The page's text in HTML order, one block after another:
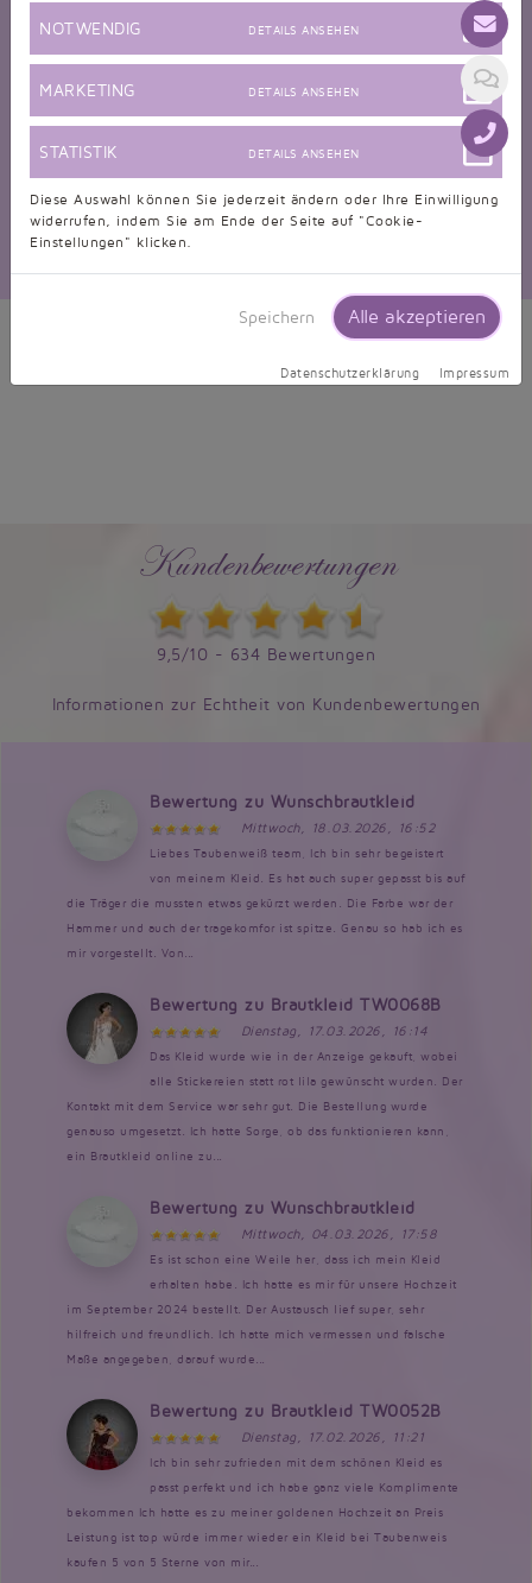
Brautjungfernkleid TWEM01
Brautjungfernkleid mini pistazie Chiffon trägerlos Perlen
nur 174,99 EUR
Filter löschen und alle Produkte anzeigen
Kundenbewertungen
9,5/10 - 634 Bewertungen
Informationen zur Echtheit von Kundenbewertungen
Bewertung zu Wunschbrautkleid
Mittwoch, 18.03.2026, 16:52
Liebes Taubenweiß team, Ich bin sehr begeistert
von meinem Kleid. Es hat auch super gepasst bis auf
die Träger die mussten etwas gekürzt werden. Die Farbe war der
Hammer und auch der tragekomfor ist spitze. Genau so hab ich es
mir vorgestellt. Von...
Bewertung zu Brautkleid TW0068B
Dienstag, 17.03.2026, 16:14
Das Kleid wurde wie in der Anzeige gekauft, wobei
alle Stickereien statt rot lila gewünscht wurden. Der
Kontakt mit dem Service war sehr gut. Die Bestellung wurde
genauso umgesetzt. Ich hatte Sorge, ob das funktionieren kann,
ein Brautkleid online zu...
Bewertung zu Wunschbrautkleid
Mittwoch, 04.03.2026, 17:58
Es ist schon eine Weile her, dass ich mein Kleid
erhalten habe. Ich hatte es mir für unsere Hochzeit
im September 2024 bestellt. Der Austausch lief super, sehr
hilfreich und freundlich. Ich hatte mich vermessen und falsche
Maße angegeben, darauf wurde...
Bewertung zu Brautkleid TW0052B
Dienstag, 17.02.2026, 11:21
Ich bin sehr zufrieden mit dem schönen Kleid es
passt perfekt und ich habe ganz viele Komplimente
bekommen Ich hatte es zu meiner goldenen Hochzeit an Preis
Leistung ist top würde immer wieder ein Kleid bei Taubenweis
kaufen 5 von 5 Sterne von mir...
NOTWENDIG DETAILS ANSEHEN
MARKETING DETAILS ANSEHEN
STATISTIK DETAILS ANSEHEN
Diese Auswahl können Sie jederzeit ändern oder Ihre Einwilligung
widerrufen, indem Sie am Ende der Seite auf "Cookie-
Einstellungen" klicken.
Speichern Alle akzeptieren
Datenschutzerklärung Impressum